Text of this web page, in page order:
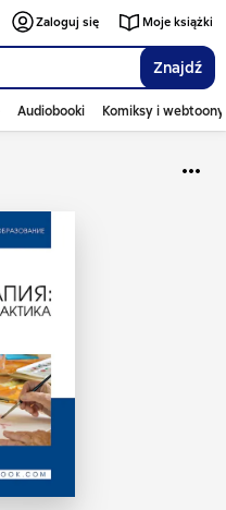
Znajdź
Zaloguj się Moje książki
Audiobooki Komiksy i webtoony